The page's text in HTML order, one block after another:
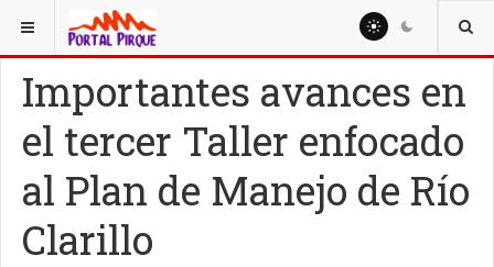
ESTÁ AQUÍ: NOTICIAS
Importantes avances en
el tercer Taller enfocado
al Plan de Manejo de Río
Clarillo